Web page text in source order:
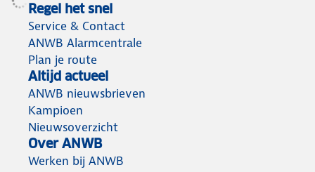
Regel het snel
Service & Contact
ANWB Alarmcentrale
Plan je route
Altijd actueel
ANWB nieuwsbrieven
Kampioen
Nieuwsoverzicht
Over ANWB
Werken bij ANWB